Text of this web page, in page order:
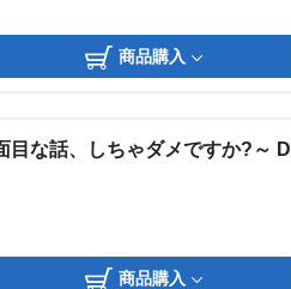
商品購入
目な話、しちゃダメですか?～ D
商品購入